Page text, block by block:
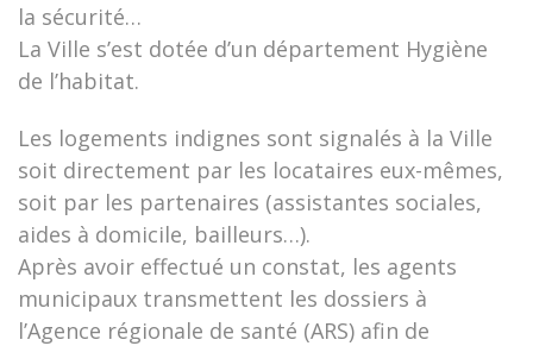
la sécurité…
La Ville s’est dotée d’un département Hygiène
de l’habitat.
Les logements indignes sont signalés à la Ville
soit directement par les locataires eux-mêmes,
soit par les partenaires (assistantes sociales,
aides à domicile, bailleurs…).
Après avoir effectué un constat, les agents
municipaux transmettent les dossiers à
l’Agence régionale de santé (ARS) afin de